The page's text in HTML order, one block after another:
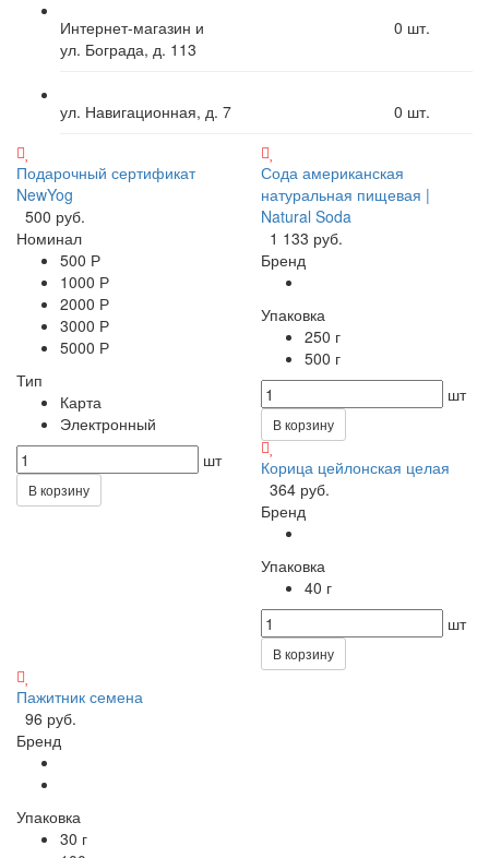
Интернет-магазин и
ул. Бограда, д. 113
0 шт.
ул. Навигационная, д. 7 0 шт.
Подарочный сертификат
NewYog
500 руб.
Номинал
500 Р
1000 Р
2000 Р
3000 Р
5000 Р
Тип
Карта
Электронный
шт
В корзину
Сода американская
натуральная пищевая |
Natural Soda
1 133 руб.
Бренд
Упаковка
250 г
500 г
шт
В корзину
Корица цейлонская целая
364 руб.
Бренд
Упаковка
40 г
шт
В корзину
Пажитник семена
96 руб.
Бренд
Упаковка
30 г